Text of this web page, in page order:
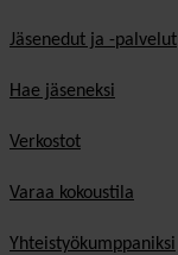
Jäsenedut ja -palvelut
Hae jäseneksi
Verkostot
Varaa kokoustila
Yhteistyökumppaniksi